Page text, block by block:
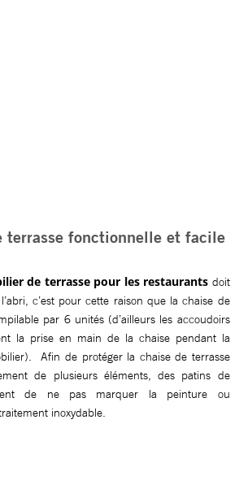
terrasse fonctionnelle et facile
de terrasse pour les restaurants doit
c’est pour cette raison que la chaise de
par 6 unités (d’ailleurs les accoudoirs
la prise en main de la chaise pendant la
Afin de protéger la chaise de terrasse
de plusieurs éléments, des patins de
de ne pas marquer la peinture ou
inoxydable.